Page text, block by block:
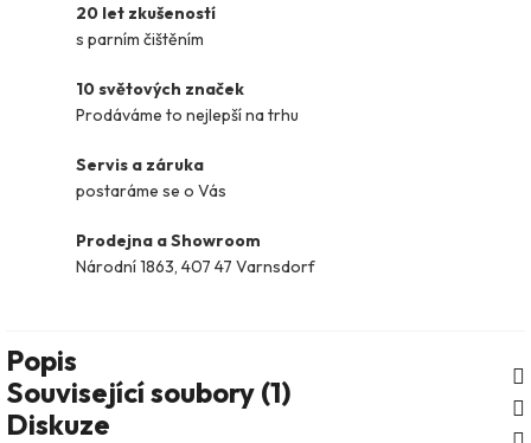
20 let zkušeností
s parním čištěním
10 světových značek
Prodáváme to nejlepší na trhu
Servis a záruka
postaráme se o Vás
Prodejna a Showroom
Národní 1863, 407 47 Varnsdorf
Popis
Související soubory (1)
Diskuze